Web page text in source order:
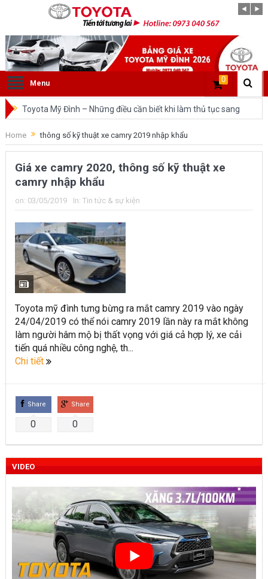
Menu 0
Toyota Mỹ Đình – Những điều cần biết khi làm thủ tục sang
tên ô tô trong cùng tỉnh.
So sánh Toyota Veloz Cross và Toyota Innova: Nên chọn xe
nào?
Đánh giá tổng quan về xe Toyota Veloz Cross 2022 HOT
Những dòng xe của Toyota đang chiếm lĩnh tại thị trường
Việt Nam?
Toyota Việt Nam chính thức ra mắt Toyota Fortuner 2022 và
Land cruiser 2022 phiên bản mới
Toyota Raize phân khúc SUV cỡ nhỏ mới hứa hẹn nhiều đột
phá
“Bật mí” những thay đổi của Toyota Land Cruiser 2021 vừa
Những dòng xe Toyota đang phổ biến nhất trên thị trường
khúc C – SUV?
Những thay đổi trên dòng xe Vios 2022
Home thông số kỹ thuật xe camry 2019 nhập khẩu
Giá xe camry 2020, thông số kỹ thuật xe
camry nhập khẩu
on: 03/05/2019 In: Tin tức & sự kiện
Toyota mỹ đình tưng bừng ra mắt camry 2019 vào ngày
24/04/2019 có thể nói camry 2019 lần này ra mắt không
làm người hâm mộ bị thất vọng với giá cả hợp lý, xe cải
tiến quá nhiều công nghệ, th...
Chi tiết
Share
0
Share
0
VIDEO